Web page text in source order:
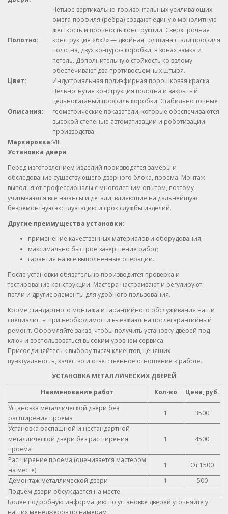
Полотно:
Четыре вертикально-горизонтальных усиливающих
омега-профиля (ребра) создают единую монолитную
жесткость и прочность конструкции. Сверхпрочная
конструкция «6x2» — двойная толщина стали профиля
полотна, двух контуров коробки, в зонах замка и
петель. Дополнительную стойкость ко взлому
обеспечивают два противосъемных штыря.
Цвет:
Индустриальная полиэфирная порошковая краска.
Описания:
Цельногнутая конструкция полотна и закрытый
цельнокатаный профиль коробки. Стабильно точные
геометрические показатели, которые обеспечиваются
высокой степенью автоматизации и роботизации
производства.
Маркировка:VIII
Установка двери
Перед изготовлением изделий производятся замеры и
обследование существующего дверного блока, проема. Монтаж
выполняют профессионалы с многолетним опытом, поэтому
учитываются все нюансы и детали, влияющие на дальнейшую
безремонтную эксплуатацию и срок службы изделий.
Другие преимущества установки:
применение качественных материалов и оборудования;
максимально быстрое завершение работ;
гарантия на все выполненные операции.
После установки обязательно производится проверка и
тестирование конструкции. Мастера настраивают и регулируют
петли и другие элементы для удобного пользования.
Кроме стандартного монтажа и гарантийного обслуживания наши
специалисты при необходимости выезжают на послегарантийный
ремонт. Оформляйте заказ, чтобы получить установку дверей под
ключ и воспользоваться высоким уровнем сервиса.
Присоединяйтесь к выбору тысяч клиентов, ценящих
пунктуальность, качество и ответственное отношение к работе.
УСТАНОВКА МЕТАЛЛИЧЕСКИХ ДВЕРЕЙ
Наименование работ
Кол-во
Цена, руб.
Установка металлической двери без
расширения проема
1
3500
Установка распашной и нестандартной
металлической двери без расширения
проема
1 4500
Расширение проема (оценивается мастером
на месте)
1
От 1500
Демонтаж металлической двери
1
500
Подъём двери обсуждается на месте
Более подробную информацию по установке дверей уточняйте у